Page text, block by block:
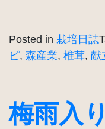
Posted in 栽培日誌
ピ, 森産業, 椎茸, 献
梅雨入